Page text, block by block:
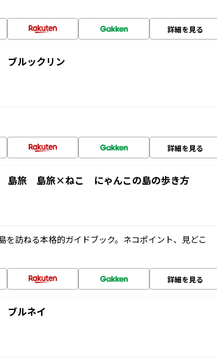
詳細を見る
ルックリン
詳細を見る
島旅 島旅×ねこ にゃんこの島の歩き方
を訪ねる本格的ガイドブック。ネコポイント、見どこ
詳細を見る
ルネイ